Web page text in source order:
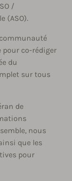
/
(ASO).
pour co-rédiger
du
sur tous
de
nous
que les
pour